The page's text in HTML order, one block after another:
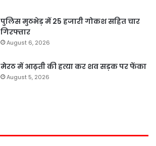
पुलिस मुठभेड़ में 25 हजारी गोकश सहित चार
गिरफ्तार
August 6, 2026
मेरठ में आढ़ती की हत्या कर शव सड़क पर फेंका
August 5, 2026